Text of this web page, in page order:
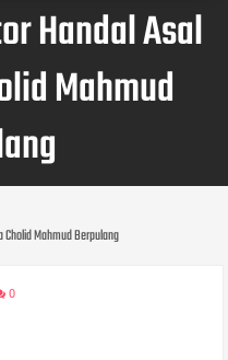
Handal Asal
Mahmud
Mahmud Berpulang
0